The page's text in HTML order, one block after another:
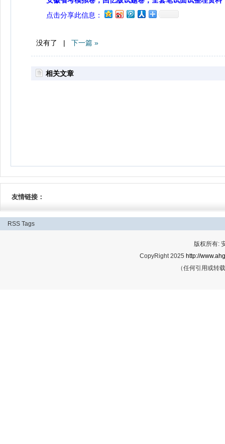
点击分享此信息：
没有了 | 下一篇 »
相关文章
友情链接：
RSS Tags
版权所有:
CopyRight 2025 http://
（任何引用或转